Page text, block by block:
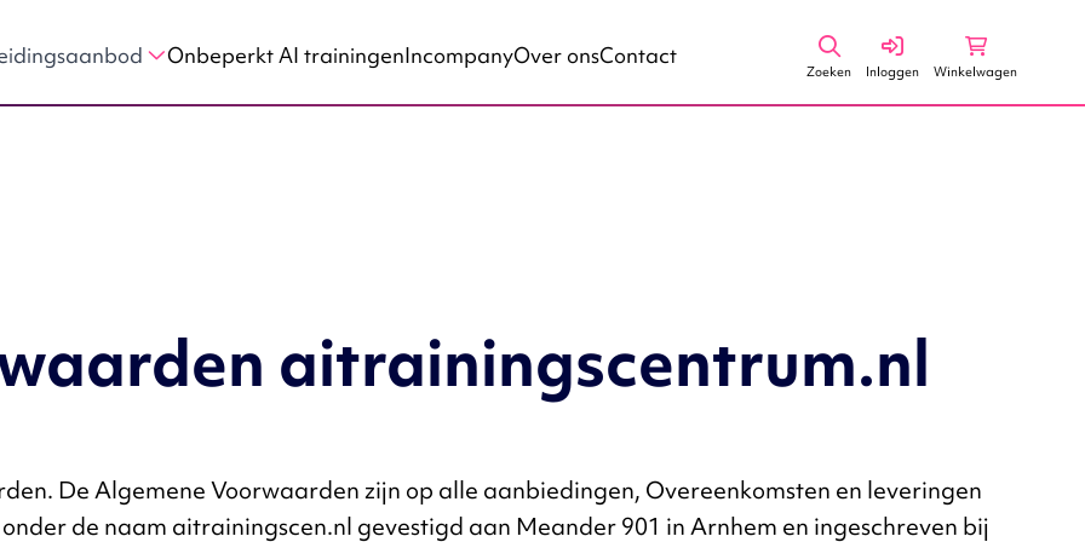
Natural Language Processing
AI Basics
Onbeperkt AI trainingenIncompanyOver onsContact Zoeken
Zoeken Inloggen
Winkelwagen
Winkelwagen
aitrainingscentrum.nl
De Algemene Voorwaarden zijn op alle aanbiedingen, Overeenkomsten en leveringen
de naam aitrainingscen.nl gevestigd aan Meander 901 in Arnhem en ingeschreven bij